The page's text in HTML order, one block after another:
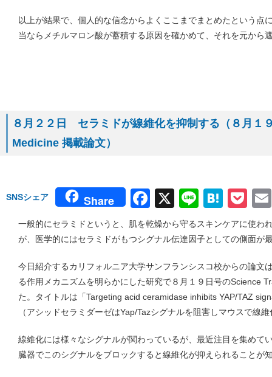
以上が結果で、個人的な信念からよくここまでまとめたという点
当ならメチルマロン酸が蓄積する原因を確かめて、それを元から
８月２２日 セラミドが線維化を抑制する（８月１
Medicine 掲載論文）
SNSシェア Share Facebook
X Line
一般的にセラミドというと、肌を乾燥から守るスキンケアに使わ
が、医学的にはセラミドがもつシグナル伝達因子としての側面が
今日紹介するカリフォルニア大学サンフランシスコ校からの論文
る作用メカニズムを明らかにした研究で８月１９日号のScience
た。タイトルは「Targeting acid ceramidase inhibits YAP/TAZ
（アシッドセラミダーゼはYap/Tazシグナルを阻害しマウスで線
線維化には様々なシグナルが関わっているが、最近注目を集めて
臓器でこのシグナルをブロックすると線維化が抑えられることが